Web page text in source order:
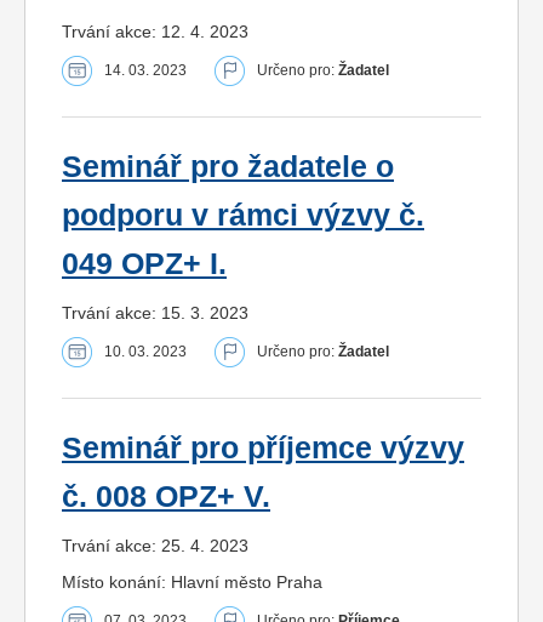
Trvání akce: 12. 4. 2023
14. 03. 2023 Určeno pro: Žadatel
Seminář pro žadatele o
podporu v rámci výzvy č.
049 OPZ+ I.
Trvání akce: 15. 3. 2023
10. 03. 2023 Určeno pro: Žadatel
Seminář pro příjemce výzvy
č. 008 OPZ+ V.
Trvání akce: 25. 4. 2023
Místo konání: Hlavní město Praha